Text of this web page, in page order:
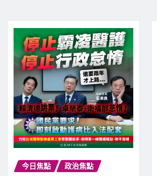
今日焦點 政治焦點